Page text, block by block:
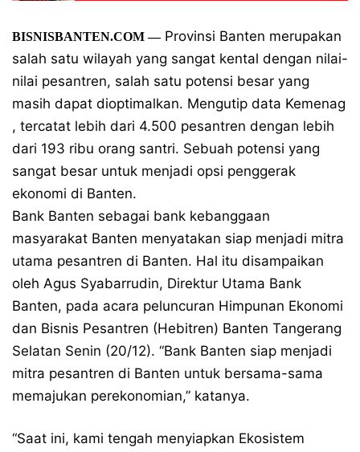
BISNISBANTEN.COM —Provinsi Banten merupakan
salah satu wilayah yang sangat kental dengan nilai-
nilai pesantren, salah satu potensi besar yang
masih dapat dioptimalkan. Mengutip data Kemenag
, tercatat lebih dari 4.500 pesantren dengan lebih
dari 193 ribu orang santri. Sebuah potensi yang
sangat besar untuk menjadi opsi penggerak
ekonomi di Banten.
Bank Banten sebagai bank kebanggaan
masyarakat Banten menyatakan siap menjadi mitra
utama pesantren di Banten. Hal itu disampaikan
oleh Agus Syabarrudin, Direktur Utama Bank
Banten, pada acara peluncuran Himpunan Ekonomi
dan Bisnis Pesantren (Hebitren) Banten Tangerang
Selatan Senin (20/12). “Bank Banten siap menjadi
mitra pesantren di Banten untuk bersama-sama
memajukan perekonomian,” katanya.
“Saat ini, kami tengah menyiapkan Ekosistem